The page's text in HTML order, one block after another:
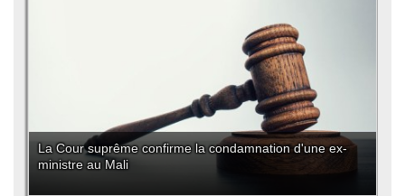
La Cour suprême confirme la condamnation d'une ex-
ministre au Mali